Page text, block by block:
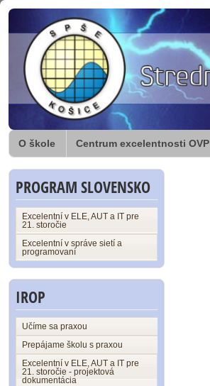
O škole Centrum excelentnosti OVP
PROGRAM SLOVENSKO
Excelentní v ELE, AUT a IT pre
21. storočie
Excelentní v správe sietí a
programovaní
IROP
Učíme sa praxou
Prepájame školu s praxou
Excelentní v ELE, AUT a IT pre
21. storočie - projektová
dokumentácia